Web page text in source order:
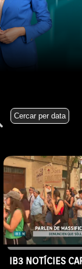
Cercar per data
IB3 NOTÍCIES
Episodi: 2183-v
15 min